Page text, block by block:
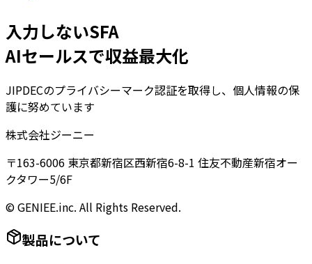
入力しないSFA
AIセールスで収益最大化
JIPDECのプライバシーマーク認証を取得し、個人情報の保
護に努めています
株式会社ジーニー
〒163-6006 東京都新宿区西新宿6-8-1 住友不動産新宿オー
クタワー5/6F
© GENIEE.inc. All Rights Reserved.
製品について